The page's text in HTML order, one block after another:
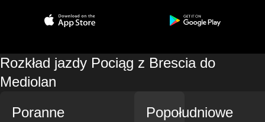
Rozkład jazdy Pociąg z Brescia do
Mediolan
Poranne
Popołudniowe